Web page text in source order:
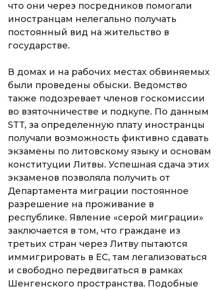
что они через посредников помогали
иностранцам нелегально получать
постоянный вид на жительство в
государстве.
В домах и на рабочих местах обвиняемых
были проведены обыски. Ведомство
также подозревает членов госкомиссии
во взяточничестве и подкупе. По данным
STT, за определенную плату иностранцы
получали возможность фиктивно сдавать
экзамены по литовскому языку и основам
конституции Литвы. Успешная сдача этих
экзаменов позволяла получить от
Департамента миграции постоянное
разрешение на проживание в
республике. Явление «серой миграции»
заключается в том, что граждане из
третьих стран через Литву пытаются
иммигрировать в ЕС, там легализоваться
и свободно передвигаться в рамках
Шенгенского пространства. Подобные